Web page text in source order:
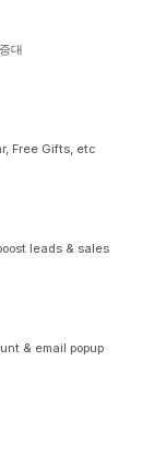
대
Free Gifts, etc
leads & sales
& email popup